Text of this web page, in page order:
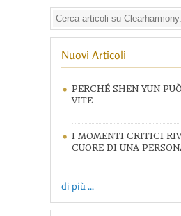
Nuovi Articoli
PERCHÉ SHEN YUN
VITE
I MOMENTI CRITICI
CUORE DI UNA
di più ...